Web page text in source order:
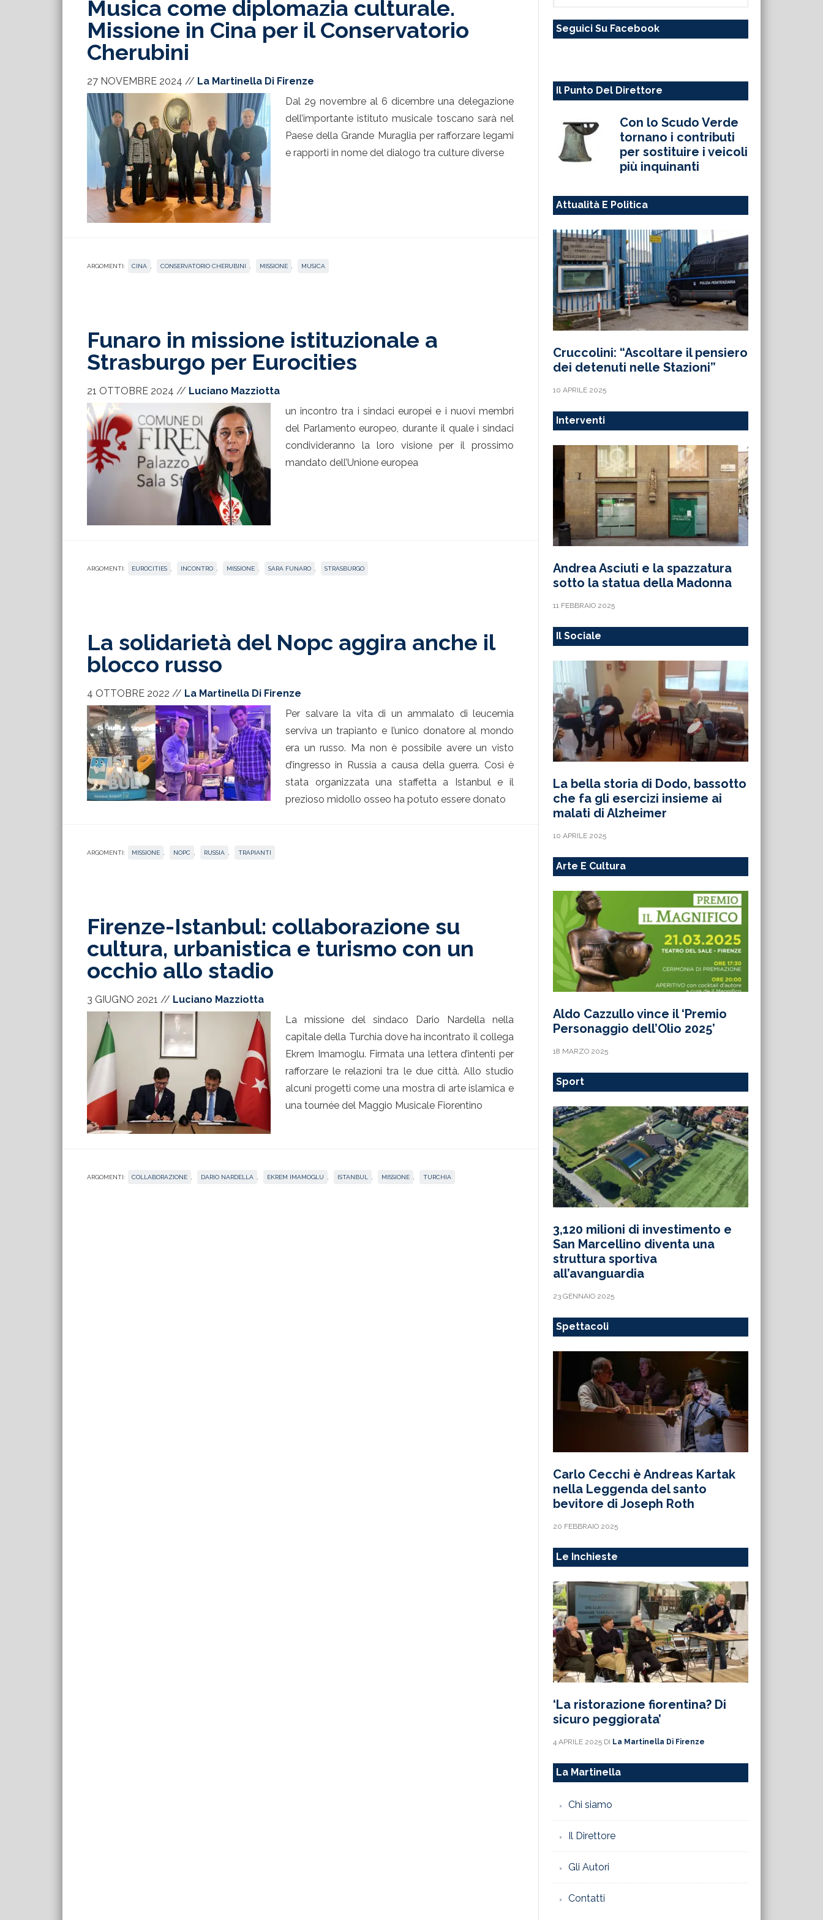
Musica come diplomazia culturale.
Missione in Cina per il Conservatorio
Cherubini
27 NOVEMBRE 2024 // La Martinella Di Firenze
Dal 29 novembre al 6 dicembre una delegazione
dell’importante istituto musicale toscano sarà nel
Paese della Grande Muraglia per rafforzare legami
e rapporti in nome del dialogo tra culture diverse
ARGOMENTI: CINA CONSERVATORIO CHERUBINI MISSIONE MUSICA
Funaro in missione istituzionale a
Strasburgo per Eurocities
21 OTTOBRE 2024 // Luciano Mazziotta
un incontro tra i sindaci europei e i nuovi membri
del Parlamento europeo, durante il quale i sindaci
condivideranno la loro visione per il prossimo
mandato dell’Unione europea
ARGOMENTI: EUROCITIES INCONTRO MISSIONE SARA FUNARO STRASBURGO
La solidarietà del Nopc aggira anche il
blocco russo
4 OTTOBRE 2022 // La Martinella Di Firenze
Per salvare la vita di un ammalato di leucemia
serviva un trapianto e l’unico donatore al mondo
era un russo. Ma non è possibile avere un visto
d’ingresso in Russia a causa della guerra. Così è
stata organizzata una staffetta a Istanbul e il
prezioso midollo osseo ha potuto essere donato
ARGOMENTI: MISSIONE NOPC RUSSIA TRAPIANTI
Firenze-Istanbul: collaborazione su
cultura, urbanistica e turismo con un
occhio allo stadio
3 GIUGNO 2021 // Luciano Mazziotta
La missione del sindaco Dario Nardella nella
capitale della Turchia dove ha incontrato il collega
Ekrem Imamoglu. Firmata una lettera d’intenti per
rafforzare le relazioni tra le due città. Allo studio
alcuni progetti come una mostra di arte islamica e
una tournée del Maggio Musicale Fiorentino
ARGOMENTI: COLLABORAZIONE DARIO NARDELLA EKREM IMAMOGLU ISTANBUL MISSIONE TURCHIA
sito
Seguici Su Facebook
Il Punto Del Direttore
Con lo Scudo Verde
tornano i contributi
per sostituire i veicoli
più inquinanti
Attualità E Politica
Cruccolini: “Ascoltare il pensiero
dei detenuti nelle Stazioni”
10 APRILE 2025
Interventi
Andrea Asciuti e la spazzatura
sotto la statua della Madonna
11 FEBBRAIO 2025
Il Sociale
La bella storia di Dodo, bassotto
che fa gli esercizi insieme ai
malati di Alzheimer
10 APRILE 2025
Arte E Cultura
Aldo Cazzullo vince il ‘Premio
Personaggio dell’Olio 2025’
18 MARZO 2025
Sport
3,120 milioni di investimento e
San Marcellino diventa una
struttura sportiva
all’avanguardia
23 GENNAIO 2025
Spettacoli
Carlo Cecchi è Andreas Kartak
nella Leggenda del santo
bevitore di Joseph Roth
20 FEBBRAIO 2025
Le Inchieste
‘La ristorazione fiorentina? Di
sicuro peggiorata’
4 APRILE 2025 DI La Martinella Di Firenze
La Martinella
Chi siamo
Il Direttore
Gli Autori
Contatti